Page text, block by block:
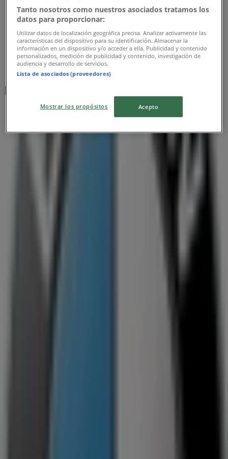
Närmaste butiker
J.Lindeberg
Tanto nosotros como nuestros asociados tratamos los
datos para proporcionar:
Utilizar datos de localización geográfica precisa. Analizar activamente las
características del dispositivo para su identificación. Almacenar la
información en un dispositivo y/o acceder a ella. Publicidad y contenido
personalizados, medición de publicidad y contenido, investigación de
audiencia y desarrollo de servicios.
Lista de asociados (proveedores)
Mostrar los propósitos Acepto